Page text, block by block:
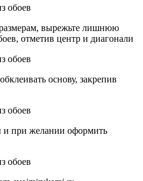
вырежьте лишнюю
отметив центр и диагонали
основу, закрепив
и при желании оформить